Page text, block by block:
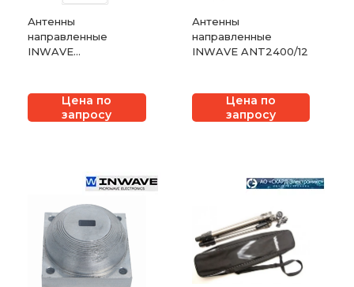
Антенны
направленные
INWAVE
Цена по
запросу
Антенны
направленные
INWAVE ANT2400/12
Цена по
запросу